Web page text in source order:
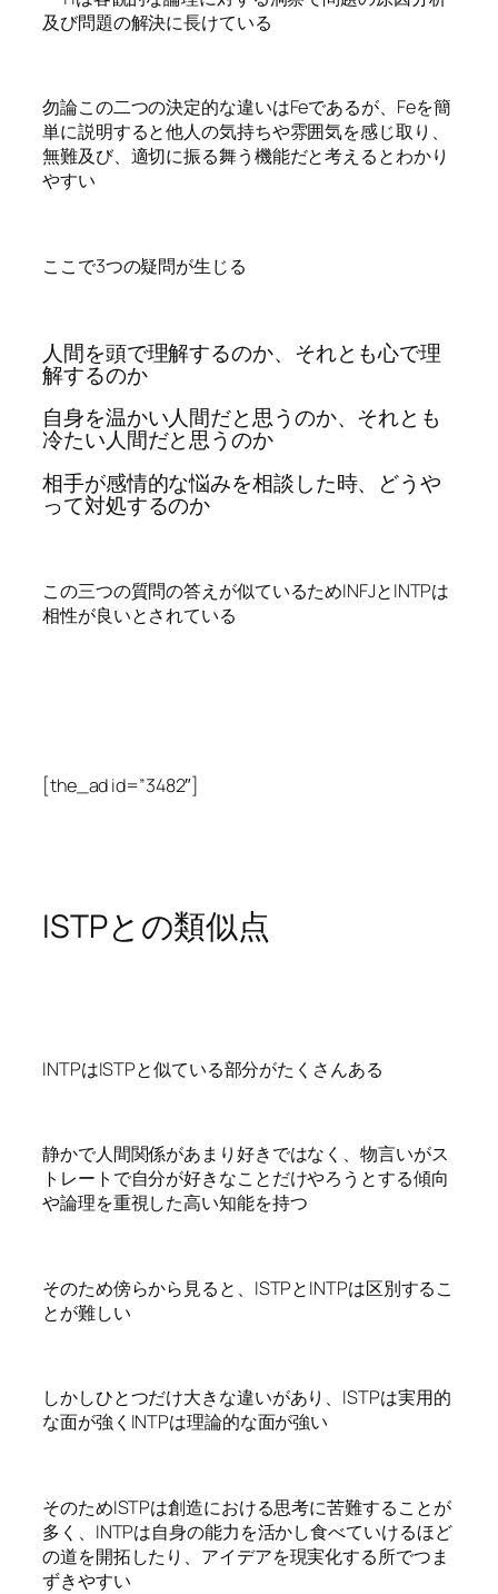
及び問題の解決に長けている
勿論この二つの決定的な違いはFeであるが、Feを簡
単に説明すると他人の気持ちや雰囲気を感じ取り、
無難及び、適切に振る舞う機能だと考えるとわかり
やすい
ここで3つの疑問が生じる
人間を頭で理解するのか、それとも心で理
解するのか
自身を温かい人間だと思うのか、それとも
冷たい人間だと思うのか
相手が感情的な悩みを相談した時、どうや
って対処するのか
この三つの質問の答えが似ているためINFJとINTPは
相性が良いとされている
[the_ad id=”3482″]
ISTPとの類似点
INTPはISTPと似ている部分がたくさんある
静かで人間関係があまり好きではなく、物言いがス
トレートで自分が好きなことだけやろうとする傾向
や論理を重視した高い知能を持つ
そのため傍らから見ると、ISTPとINTPは区別するこ
とが難しい
しかしひとつだけ大きな違いがあり、ISTPは実用的
な面が強くINTPは理論的な面が強い
そのためISTPは創造における思考に苦難することが
多く、INTPは自身の能力を活かし食べていけるほど
の道を開拓したり、アイデアを現実化する所でつま
ずきやすい